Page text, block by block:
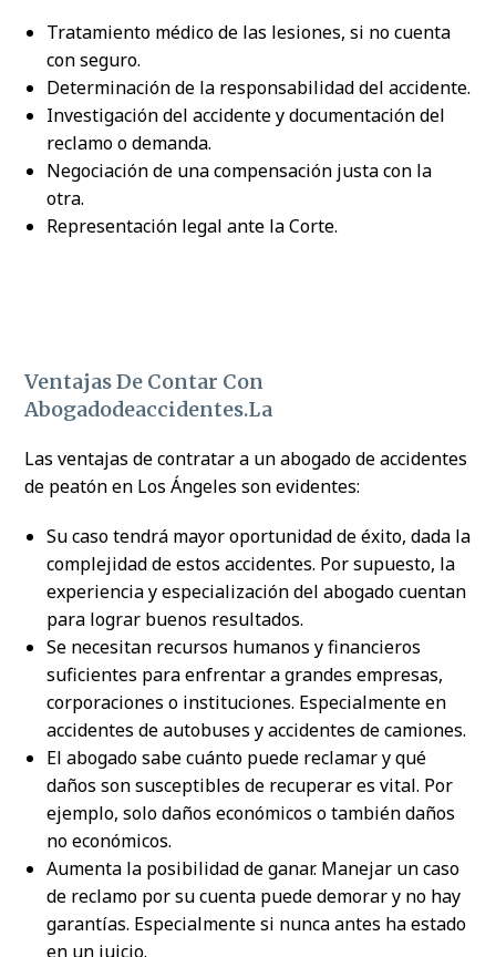
Tratamiento médico de las lesiones, si no cuenta
con seguro.
Determinación de la responsabilidad del accidente.
Investigación del accidente y documentación del
reclamo o demanda.
Negociación de una compensación justa con la
otra.
Representación legal ante la Corte.
Ventajas De Contar Con
Abogadodeaccidentes.La
Las ventajas de contratar a un abogado de accidentes
de peatón en Los Ángeles son evidentes:
Su caso tendrá mayor oportunidad de éxito, dada la
complejidad de estos accidentes. Por supuesto, la
experiencia y especialización del abogado cuentan
para lograr buenos resultados.
Se necesitan recursos humanos y financieros
suficientes para enfrentar a grandes empresas,
corporaciones o instituciones. Especialmente en
accidentes de autobuses y accidentes de camiones.
El abogado sabe cuánto puede reclamar y qué
daños son susceptibles de recuperar es vital. Por
ejemplo, solo daños económicos o también daños
no económicos.
Aumenta la posibilidad de ganar. Manejar un caso
de reclamo por su cuenta puede demorar y no hay
garantías. Especialmente si nunca antes ha estado
en un juicio.